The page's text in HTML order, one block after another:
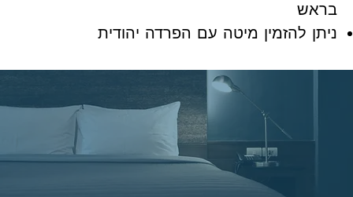
בראש
ניתן להזמין מיטה עם הפרדה יהודית